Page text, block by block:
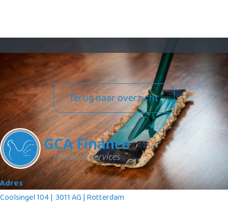
Terug naar overzicht
Adres
Coolsingel 104 | 3011 AG | Rotterdam